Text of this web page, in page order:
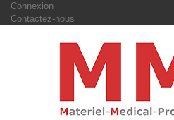
Connexion
Contactez-nous